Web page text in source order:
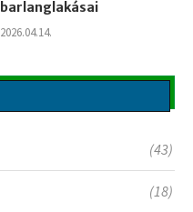
barlanglakásai
2026.04.14.
(43)
(18)